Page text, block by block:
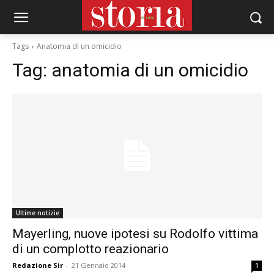
Tags Anatomia di un omicidio
Tag: anatomia di un omicidio
Ultime notizie
Mayerling, nuove ipotesi su Rodolfo vittima
di un complotto reazionario
Redazione Sir - 21 Gennaio 2014 1